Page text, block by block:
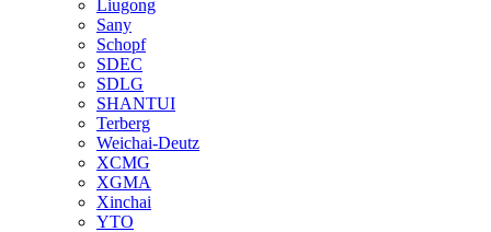
Liugong
Sany
Schopf
SDEC
SDLG
SHANTUI
Terberg
Weichai-Deutz
XCMG
XGMA
Xinchai
YTO